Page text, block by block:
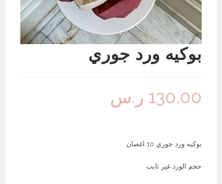
بوكيه ورد جوري
130,00 ر.س
بوكيه ورد جوري 10 اغصان
حجم الورد غير ثابت